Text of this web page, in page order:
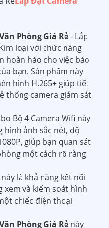
Phòng Giá Rẻ- Lắp
loại với chức năng
hoàn hảo cho việc bảo
bạn. Sản phẩm này
hình H.265+ giúp tiết
thống camera giám sát
Bộ 4 Camera Wifi này
hình ảnh sắc nét, độ
giúp bạn quan sát
một cách rõ ràng
là khả năng kết nối
xem và kiểm soát hình
chiếc điện thoại
Phòng Giá Rẻ này